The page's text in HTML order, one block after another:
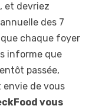
et devriez
des 7
chaque foyer
informe que
passée,
envie de vous
vous